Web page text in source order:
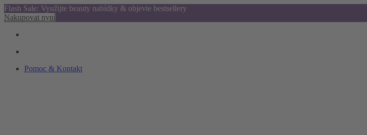
Flash Sale: Využijte beauty nabídky & objevte bestsellery
Nakupovat nyní
Pomoc & Kontakt